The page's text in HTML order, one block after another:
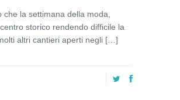
la settimana della moda,
storico rendendo difficile la
altri cantieri aperti negli […]